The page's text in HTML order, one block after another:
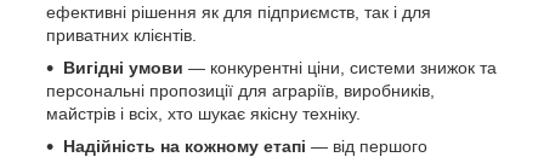
ефективні рішення як для підприємств, так і для
приватних клієнтів.
Вигідні умови — конкурентні ціни, системи знижок та
персональні пропозиції для аграріїв, виробників,
майстрів і всіх, хто шукає якісну техніку.
Надійність на кожному етапі — від першого